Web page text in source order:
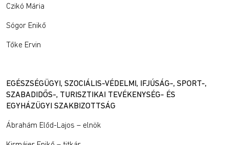
Czikó Mária
Sógor Enikő
Tőke Ervin
EGÉSZSÉGÜGYI, SZOCIÁLIS-VÉDELMI, IFJÚSÁG-, SPORT-,
SZABADIDŐS-, TURISZTIKAI TEVÉKENYSÉG- ÉS
EGYHÁZÜGYI SZAKBIZOTTSÁG
Ábrahám Előd-Lajos – elnök